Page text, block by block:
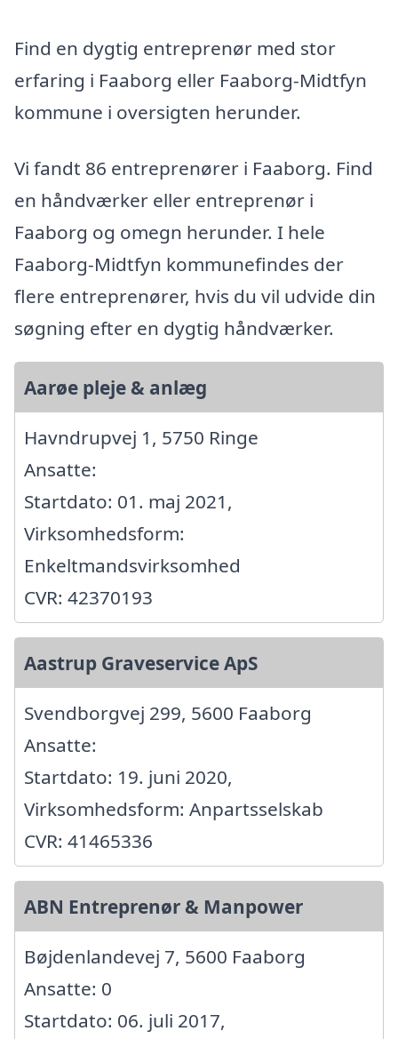
Find en dygtig entreprenør med stor
erfaring i Faaborg eller Faaborg-Midtfyn
kommune i oversigten herunder.
Vi fandt 86 entreprenører i Faaborg. Find
en håndværker eller entreprenør i
Faaborg og omegn herunder. I hele
Faaborg-Midtfyn kommunefindes der
flere entreprenører, hvis du vil udvide din
søgning efter en dygtig håndværker.
Aarøe pleje & anlæg
Havndrupvej 1, 5750 Ringe
Ansatte:
Startdato: 01. maj 2021,
Virksomhedsform:
Enkeltmandsvirksomhed
CVR: 42370193
Aastrup Graveservice ApS
Svendborgvej 299, 5600 Faaborg
Ansatte:
Startdato: 19. juni 2020,
Virksomhedsform: Anpartsselskab
CVR: 41465336
ABN Entreprenør & Manpower
Bøjdenlandevej 7, 5600 Faaborg
Ansatte: 0
Startdato: 06. juli 2017,